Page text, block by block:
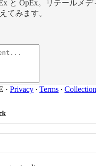
と OpEx。リテールメデ
てみます。
· Privacy ∙ Terms ∙